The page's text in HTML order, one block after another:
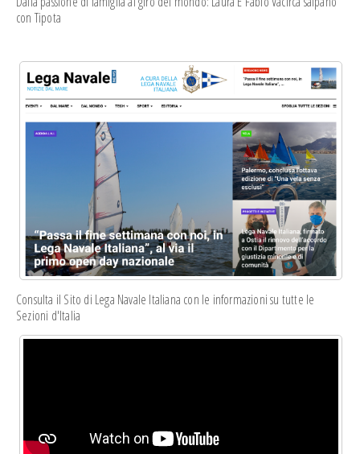
con Tipota
Consulta il Sito di Lega Navale Italiana con le informazioni su tutte le
Sezioni d'Italia